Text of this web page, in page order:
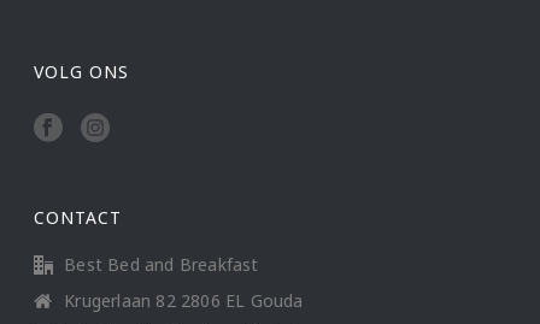
VOLG ONS
CONTACT
Best Bed and Breakfast
Krugerlaan 82 2806 EL Gouda